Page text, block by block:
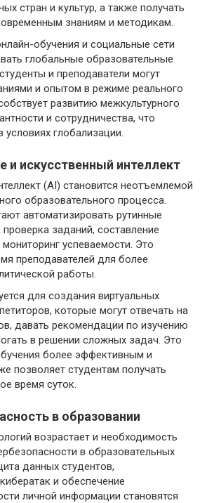
стран и культур, а также получать
знаниям и методикам.
обучения и социальные сети
глобальные образовательные
и преподаватели могут
и опытом в режиме реального
развитию межкультурного
и сотрудничества, что
глобализации.
и искусственный интеллект
(AI) становится неотъемлемой
образовательного процесса.
автоматизировать рутинные
проверка заданий, составление
успеваемости. Это
преподавателей для более
работы.
для создания виртуальных
которые могут отвечать на
давать рекомендации по изучению
в решении сложных задач. Это
более эффективным и
позволяет студентам получать
время суток.
в образовании
возрастает и необходимость
в образовательных
данных студентов,
и обеспечение
личной информации становятся